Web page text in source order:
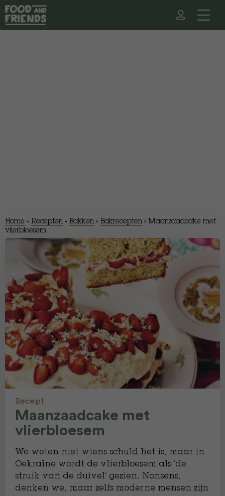
Home » Recepten » Bakken » Bakrecepten »Maanzaadcake met
vlierbloesem
Recept
Maanzaadcake met
vlierbloesem
We weten niet wiens schuld het is, maar in
Oekraïne wordt de vlierbloesem als ‘de
struik van de duivel’ gezien. Nonsens,
denken we, maar zelfs moderne mensen zijn